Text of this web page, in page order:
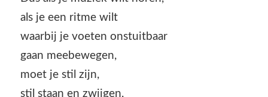
als je een ritme wilt
waarbij je voeten onstuitbaar
gaan meebewegen,
moet je stil zijn,
stil staan en zwijgen,